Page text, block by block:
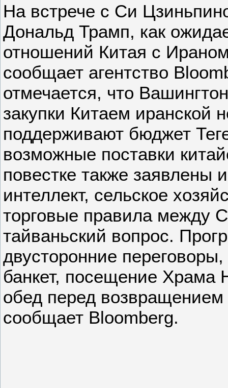
На встрече с Си
Дональд Трамп, как
отношений Китая с
сообщает агентство
отмечается, что
закупки Китаем иранской
поддерживают бюджет
возможные поставки
повестке также заявлены
интеллект, сельское
торговые правила
тайваньский вопрос.
двусторонние
банкет, посещение Храма
обед перед
сообщает Bloomberg.